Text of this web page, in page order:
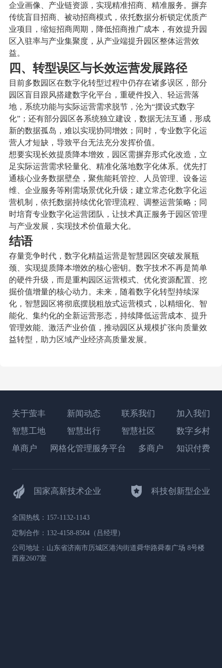
企业画像、产业链资源，实现精准招商、精准服务。摒弃
传统盲目招商、被动招商模式，依托数据分析锁定优质产
业项目，缩短招商周期，降低招商推广成本，有效提升园
区入驻率与产业集聚度，从产业端提升园区整体运营效
益。
四、转型误区与长效运营发展路径
目前多数园区在数字化转型过程中仍存在诸多误区，部分
园区盲目跟风搭建数字化平台，重硬件投入、轻运营落
地，系统功能与实际运营需求脱节，沦为“摆设式数字
化”；还有部分园区各系统独立建设，数据无法互通，形成
新的数据孤岛，难以实现协同增效；同时，专业数字化运
营人才短缺，导致平台无法充分发挥价值。
想要实现长效提质降本增效，园区需摒弃形式化改造，立
足实际运营需求轻量化、精准化落地数字化体系。优先打
通核心业务数据壁垒，聚焦能耗管控、人员管理、设备运
维、企业服务等刚需场景优化升级；建立常态化数字化运
营机制，依托数据持续优化管理流程、调整运营策略；同
时培育专业数字化运营团队，让技术真正服务于园区管理
与产业发展，实现技术价值最大化。
结语
存量竞争时代，数字化精益运营是智慧园区突破发展瓶
颈、实现提质降本增效的核心密钥。数字技术不再是简单
的硬件升级，而是重构园区运营模式、优化资源配置、挖
掘价值增量的核心动力。未来，随着数字化转型持续深
化，智慧园区将彻底摆脱粗放式运营模式，以精细化、智
能化、集约化的全新运营形态，持续降低运营成本、提升
管理效能、激活产业价值，推动园区从规模扩张向质量效
益转型，助力区域产业经济高质量发展。
关于萤丰 新闻动态 联系我们
加入我们
智慧工地
智慧出行 智慧社区
数字乡村
单商户
网格化管理服务平台 多商户 知识付费
国家高新技术企业 科技创新型企业
全国热线：157-1132-1143
定制合作：132-4158-8504（吕经理）
公司地址：山东省济南市历城区港沟街道舜华路舜泰广场 8号楼
西座2607室